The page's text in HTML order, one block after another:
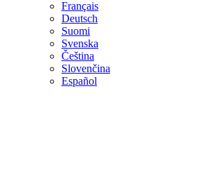
Français
Deutsch
Suomi
Svenska
Čeština
Slovenčina
Español